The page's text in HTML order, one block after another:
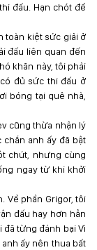
đấu. Hạn chót để
toàn kiệt sức giải ở
đấu liên quan đến
khăn này, tôi phải
đủ sức thi đấu ở
bóng tại quê nhà,
cũng thừa nhận lý
chắn anh ấy đã bật
chút, nhưng cùng
ngay từ khi khởi
Về phần Grigor, tôi
đấu hay hơn hẳn
đã từng đánh bại Vì
ấy nên thua bất